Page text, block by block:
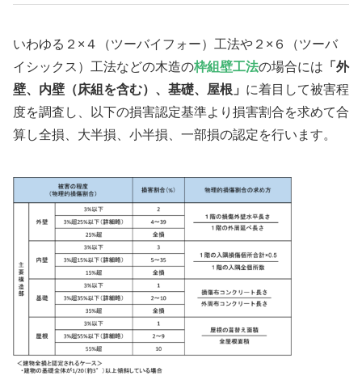
いわゆる２×４（ツーバイフォー）工法や２×６（ツーバ
イシックス）工法などの木造の枠組壁工法の場合には 「外
壁、内壁（床組を含む）、基礎、屋根」 に着目して被害程
度を調査し、以下の損害認定基準より損害割合を求めて合
算し全損、大半損、小半損、一部損の認定を行います。